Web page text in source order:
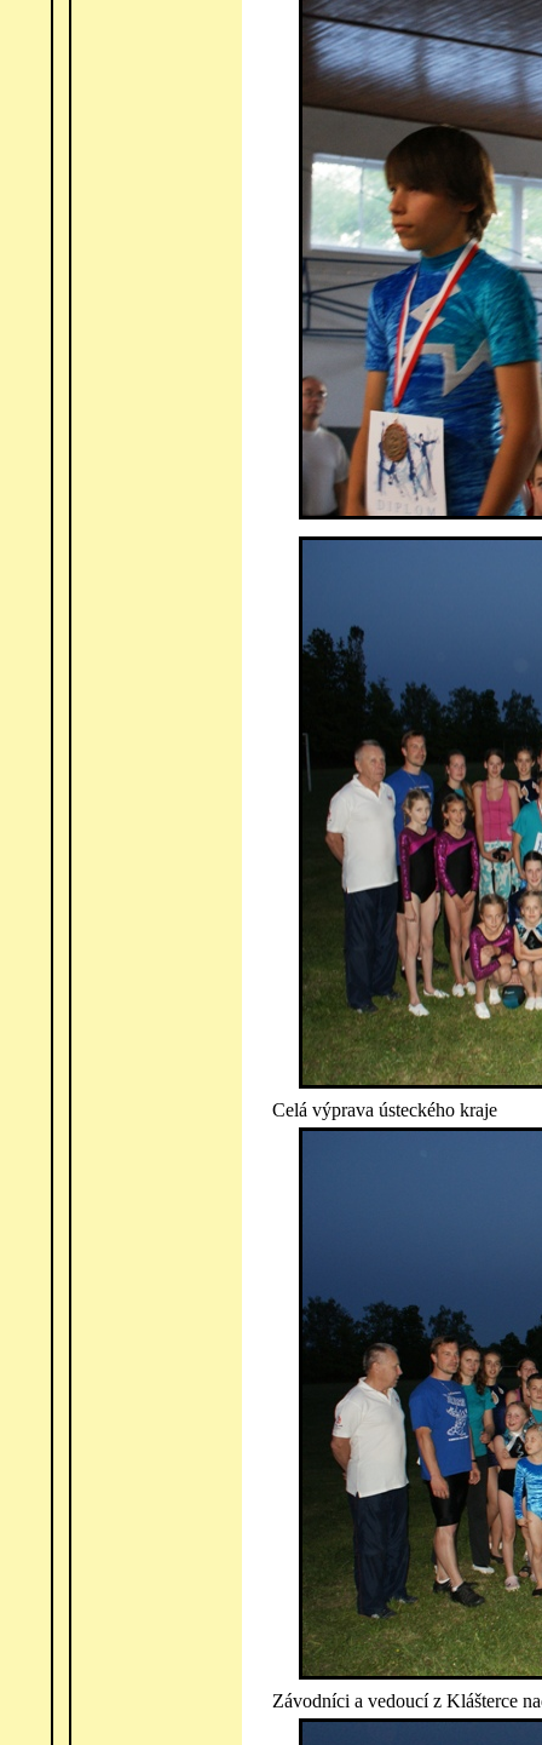
Celá výprava ústeckého kraje
Závodníci a vedoucí z Klášterce